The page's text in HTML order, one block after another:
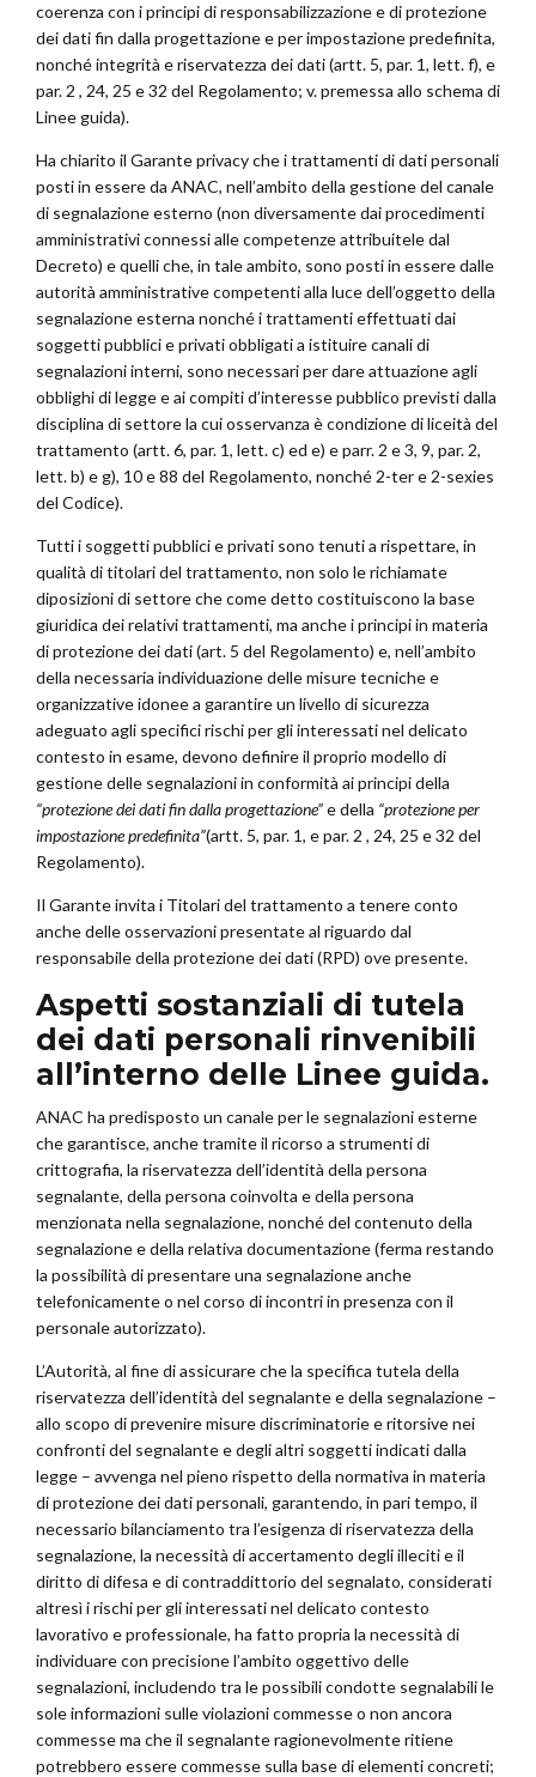
coerenza con i principi di responsabilizzazione e di protezione
dei dati fin dalla progettazione e per impostazione predefinita,
nonché integrità e riservatezza dei dati (artt. 5, par. 1, lett. f), e
par. 2 , 24, 25 e 32 del Regolamento; v. premessa allo schema di
Linee guida).
Ha chiarito il Garante privacy che i trattamenti di dati personali
posti in essere da ANAC, nell’ambito della gestione del canale
di segnalazione esterno (non diversamente dai procedimenti
amministrativi connessi alle competenze attribuitele dal
Decreto) e quelli che, in tale ambito, sono posti in essere dalle
autorità amministrative competenti alla luce dell’oggetto della
segnalazione esterna nonché i trattamenti effettuati dai
soggetti pubblici e privati obbligati a istituire canali di
segnalazioni interni, sono necessari per dare attuazione agli
obblighi di legge e ai compiti d’interesse pubblico previsti dalla
disciplina di settore la cui osservanza è condizione di liceità del
trattamento (artt. 6, par. 1, lett. c) ed e) e parr. 2 e 3, 9, par. 2,
lett. b) e g), 10 e 88 del Regolamento, nonché 2-ter e 2-sexies
del Codice).
Tutti i soggetti pubblici e privati sono tenuti a rispettare, in
qualità di titolari del trattamento, non solo le richiamate
diposizioni di settore che come detto costituiscono la base
giuridica dei relativi trattamenti, ma anche i principi in materia
di protezione dei dati (art. 5 del Regolamento) e, nell’ambito
della necessaria individuazione delle misure tecniche e
organizzative idonee a garantire un livello di sicurezza
adeguato agli specifici rischi per gli interessati nel delicato
contesto in esame, devono definire il proprio modello di
gestione delle segnalazioni in conformità ai principi della
“protezione dei dati fin dalla progettazione”e della “protezione per
impostazione predefinita”(artt. 5, par. 1, e par. 2 , 24, 25 e 32 del
Regolamento).
Il Garante invita i Titolari del trattamento a tenere conto
anche delle osservazioni presentate al riguardo dal
responsabile della protezione dei dati (RPD) ove presente.
Aspetti sostanziali di tutela
dei dati personali rinvenibili
all’interno delle Linee guida.
ANAC ha predisposto un canale per le segnalazioni esterne
che garantisce, anche tramite il ricorso a strumenti di
crittografia, la riservatezza dell’identità della persona
segnalante, della persona coinvolta e della persona
menzionata nella segnalazione, nonché del contenuto della
segnalazione e della relativa documentazione (ferma restando
la possibilità di presentare una segnalazione anche
telefonicamente o nel corso di incontri in presenza con il
personale autorizzato).
L’Autorità, al fine di assicurare che la specifica tutela della
riservatezza dell’identità del segnalante e della segnalazione –
allo scopo di prevenire misure discriminatorie e ritorsive nei
confronti del segnalante e degli altri soggetti indicati dalla
legge – avvenga nel pieno rispetto della normativa in materia
di protezione dei dati personali, garantendo, in pari tempo, il
necessario bilanciamento tra l’esigenza di riservatezza della
segnalazione, la necessità di accertamento degli illeciti e il
diritto di difesa e di contraddittorio del segnalato, considerati
altresì i rischi per gli interessati nel delicato contesto
lavorativo e professionale, ha fatto propria la necessità di
individuare con precisione l’ambito oggettivo delle
segnalazioni, includendo tra le possibili condotte segnalabili le
sole informazioni sulle violazioni commesse o non ancora
commesse ma che il segnalante ragionevolmente ritiene
potrebbero essere commesse sulla base di elementi concreti;